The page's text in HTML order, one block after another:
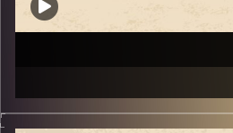
הקורונה בג'ז